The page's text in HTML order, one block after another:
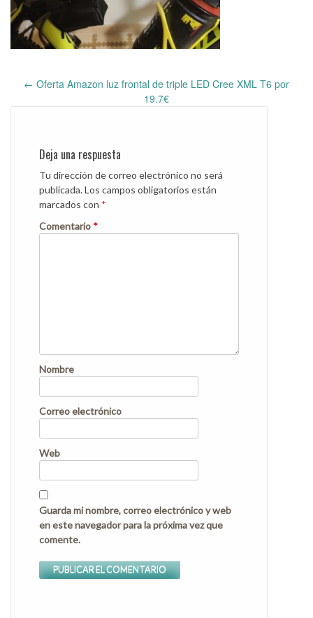
navigation
← Oferta Amazon luz frontal de triple LED Cree XML T6 por
19.7€
Deja una respuesta
Tu dirección de correo electrónico no será
publicada.Los campos obligatorios están
marcados con *
Comentario *
Nombre
Correo electrónico
Web
Guarda mi nombre, correo electrónico y web
en este navegador para la próxima vez que
comente.